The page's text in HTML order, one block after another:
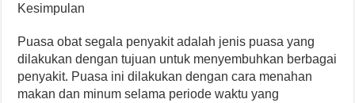
Kesimpulan
Puasa obat segala penyakit adalah jenis puasa yang
dilakukan dengan tujuan untuk menyembuhkan berbagai
penyakit. Puasa ini dilakukan dengan cara menahan
makan dan minum selama periode waktu yang